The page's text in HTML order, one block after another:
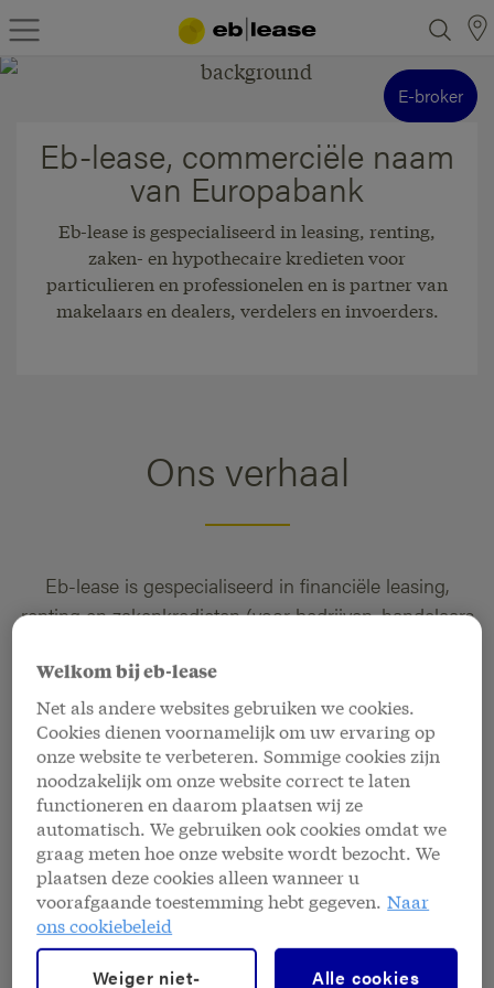
E-broker
Eb-lease, commerciële naam
van Europabank
Eb-lease is gespecialiseerd in leasing, renting,
zaken- en hypothecaire kredieten voor
particulieren en professionelen en is partner van
makelaars en dealers, verdelers en invoerders.
Ons verhaal
Eb-lease is gespecialiseerd in financiële leasing,
renting en zakenkredieten (voor bedrijven, handelaars
particulieren, bedrijven, handelaars en vrije beroepen).
Ruim 40 jaar ervaring staat voor u klaar. In 1983
startten we, als dochtermaatschappij van Europabank,
met financiële leasing en kredieten aan particulieren.
Begin jaren 90 breidden we ons aanbod uit met
hypothecaire leningen en werden we krediet- en
leasingpartner voor makelaars. In de loop der jaren
werd het productgamma verder uitgebreid en gingen
we voor meer diversificatie binnen de hypothecaire
leningen.
Welkom bij eb-lease
Net als andere websites gebruiken we cookies.
Cookies dienen voornamelijk om uw ervaring op
onze website te verbeteren. Sommige cookies zijn
noodzakelijk om onze website correct te laten
functioneren en daarom plaatsen wij ze
automatisch. We gebruiken ook cookies omdat we
graag meten hoe onze website wordt bezocht. We
plaatsen deze cookies alleen wanneer u
voorafgaande toestemming hebt gegeven. Naar
ons cookiebeleid
Weiger niet-
Alle cookies